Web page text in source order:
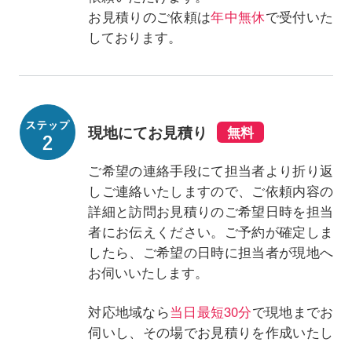
お見積りのご依頼は年中無休で受付いた
しております。
現地にてお見積り
ご希望の連絡手段にて担当者より折り返
しご連絡いたしますので、ご依頼内容の
詳細と訪問お見積りのご希望日時を担当
者にお伝えください。ご予約が確定しま
したら、ご希望の日時に担当者が現地へ
お伺いいたします。
対応地域なら当日最短30分で現地までお
伺いし、その場でお見積りを作成いたし